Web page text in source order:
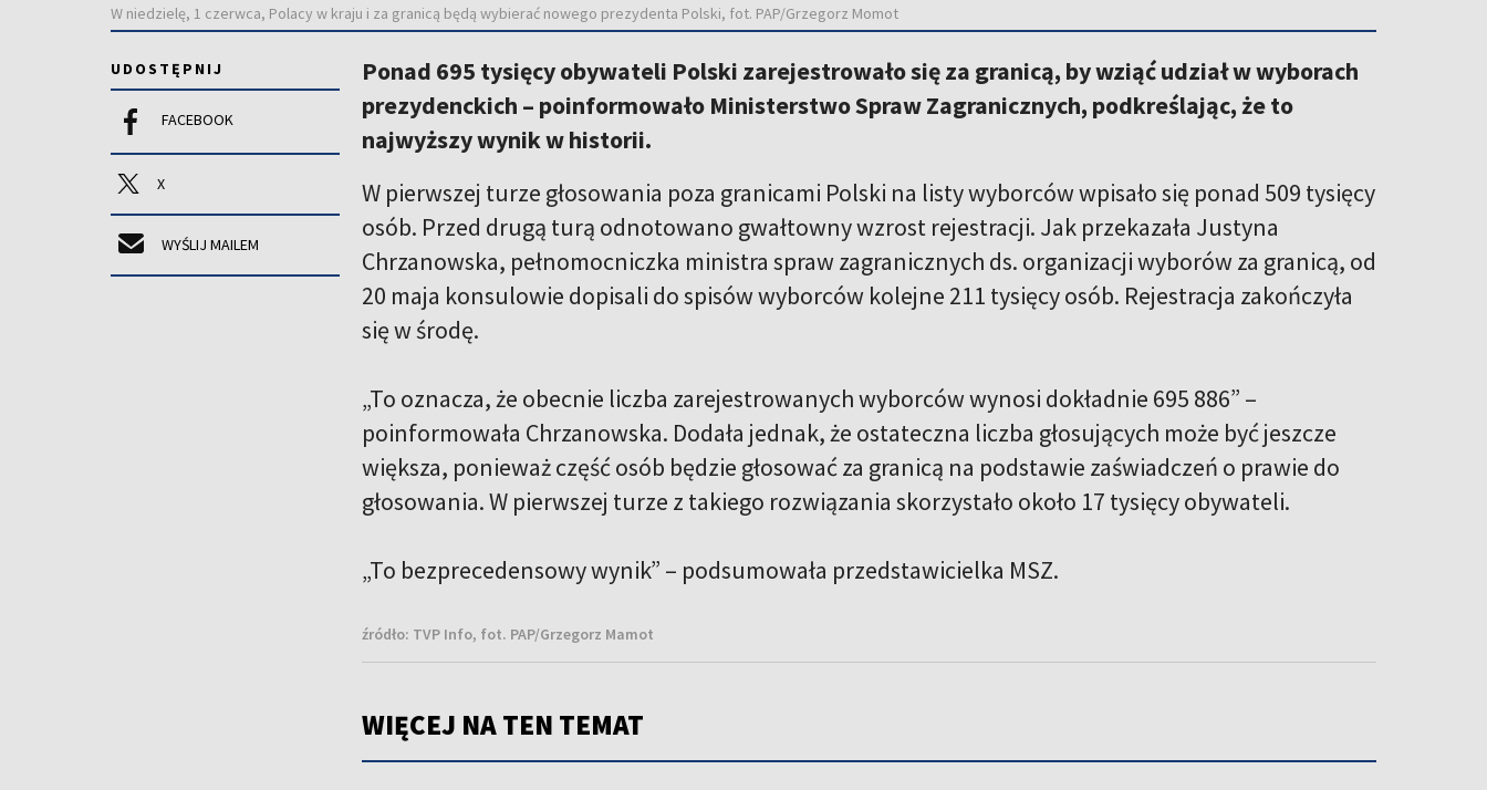
W niedzielę, 1 czerwca, Polacy w kraju i za granicą będą wybierać nowego prezydenta Polski, fot. PAP/Grzegorz Momot
UDOSTĘPNIJ
FACEBOOK
X
WYŚLIJ MAILEM
Ponad 695 tysięcy obywateli Polski zarejestrowało się za granicą, by wziąć udział w wyborach
prezydenckich – poinformowało Ministerstwo Spraw Zagranicznych, podkreślając, że to
najwyższy wynik w historii.
W pierwszej turze głosowania poza granicami Polski na listy wyborców wpisało się ponad 509 tysięcy
osób. Przed drugą turą odnotowano gwałtowny wzrost rejestracji. Jak przekazała Justyna
Chrzanowska, pełnomocniczka ministra spraw zagranicznych ds. organizacji wyborów za granicą, od
20 maja konsulowie dopisali do spisów wyborców kolejne 211 tysięcy osób. Rejestracja zakończyła
się w środę.
„To oznacza, że obecnie liczba zarejestrowanych wyborców wynosi dokładnie 695 886” –
poinformowała Chrzanowska. Dodała jednak, że ostateczna liczba głosujących może być jeszcze
większa, ponieważ część osób będzie głosować za granicą na podstawie zaświadczeń o prawie do
głosowania. W pierwszej turze z takiego rozwiązania skorzystało około 17 tysięcy obywateli.
„To bezprecedensowy wynik” – podsumowała przedstawicielka MSZ.
źródło: TVP Info, fot. PAP/Grzegorz Mamot
WIĘCEJ NA TEN TEMAT